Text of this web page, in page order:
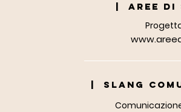
| AREE DI
| SLANG